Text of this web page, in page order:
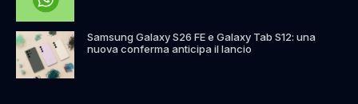
Samsung Galaxy S26 FE e Galaxy Tab S12: una
nuova conferma anticipa il lancio